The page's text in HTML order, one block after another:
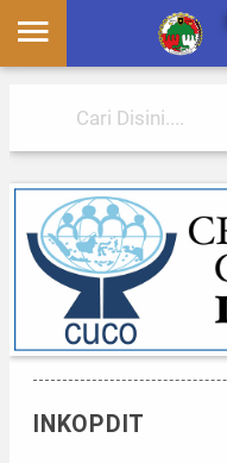
INKOPDIT